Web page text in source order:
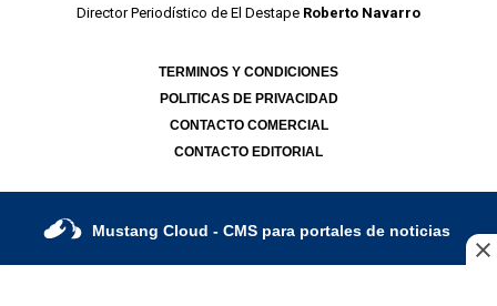
Director Periodístico de El Destape Roberto Navarro
TERMINOS Y CONDICIONES
POLITICAS DE PRIVACIDAD
CONTACTO COMERCIAL
CONTACTO EDITORIAL
Mustang Cloud - CMS para portales de noticias